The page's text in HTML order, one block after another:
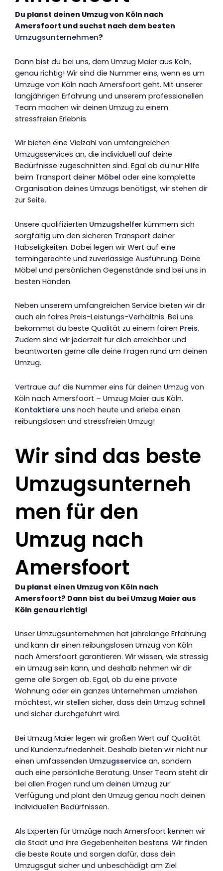
Du planst deinen Umzug von Köln nach
Amersfoort und suchst nach dem besten
Umzugsunternehmen?
Dann bist du bei uns, dem Umzug Maier aus Köln,
genau richtig! Wir sind die Nummer eins, wenn es um
Umzüge von Köln nach Amersfoort geht. Mit unserer
langjährigen Erfahrung und unserem professionellen
Team machen wir deinen Umzug zu einem
stressfreien Erlebnis.
Wir bieten eine Vielzahl von umfangreichen
Umzugsservices an, die individuell auf deine
Bedürfnisse zugeschnitten sind. Egal ob du nur Hilfe
beim Transport deiner Möbel oder eine komplette
Organisation deines Umzugs benötigst, wir stehen dir
zur Seite.
Unsere qualifizierten Umzugshelfer kümmern sich
sorgfältig um den sicheren Transport deiner
Habseligkeiten. Dabei legen wir Wert auf eine
termingerechte und zuverlässige Ausführung. Deine
Möbel und persönlichen Gegenstände sind bei uns in
besten Händen.
Neben unserem umfangreichen Service bieten wir dir
auch ein faires Preis-Leistungs-Verhältnis. Bei uns
bekommst du beste Qualität zu einem fairen Preis.
Zudem sind wir jederzeit für dich erreichbar und
beantworten gerne alle deine Fragen rund um deinen
Umzug.
Vertraue auf die Nummer eins für deinen Umzug von
Köln nach Amersfoort – Umzug Maier aus Köln.
Kontaktiere uns noch heute und erlebe einen
reibungslosen und stressfreien Umzug!
Wir sind das beste
Umzugsunterneh
men für den
Umzug nach
Amersfoort
Du planst einen Umzug von Köln nach
Amersfoort? Dann bist du bei Umzug Maier aus
Köln genau richtig!
Unser Umzugsunternehmen hat jahrelange Erfahrung
und kann dir einen reibungslosen Umzug von Köln
nach Amersfoort garantieren. Wir wissen, wie stressig
ein Umzug sein kann, und deshalb nehmen wir dir
gerne alle Sorgen ab. Egal, ob du eine private
Wohnung oder ein ganzes Unternehmen umziehen
möchtest, wir stellen sicher, dass dein Umzug schnell
und sicher durchgeführt wird.
Bei Umzug Maier legen wir großen Wert auf Qualität
und Kundenzufriedenheit. Deshalb bieten wir nicht nur
einen umfassenden Umzugsservice an, sondern
auch eine persönliche Beratung. Unser Team steht dir
bei allen Fragen rund um deinen Umzug zur
Verfügung und plant den Umzug genau nach deinen
individuellen Bedürfnissen.
Als Experten für Umzüge nach Amersfoort kennen wir
die Stadt und ihre Gegebenheiten bestens. Wir finden
die beste Route und sorgen dafür, dass dein
Umzugsgut sicher und unbeschädigt am Ziel